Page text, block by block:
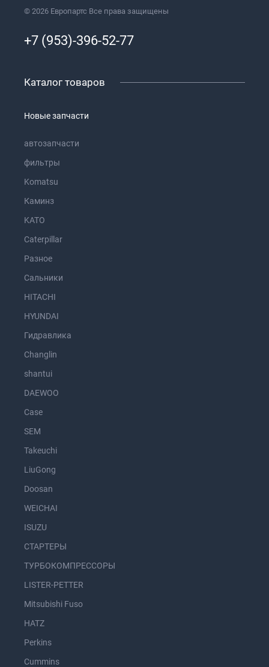
© 2026 Европартс Все права защищены
+7 (953)-396-52-77
Каталог товаров
Новые запчасти
автозапчасти
фильтры
Komatsu
Каминз
KATO
Caterpillar
Разное
Сальники
HITACHI
HYUNDAI
Гидравлика
Changlin
shantui
DAEWOO
Case
SEM
Takeuchi
LiuGong
Doosan
WEICHAI
ISUZU
СТАРТЕРЫ
ТУРБОКОМПРЕССОРЫ
LISTER-PETTER
Mitsubishi Fuso
HATZ
Perkins
Cummins